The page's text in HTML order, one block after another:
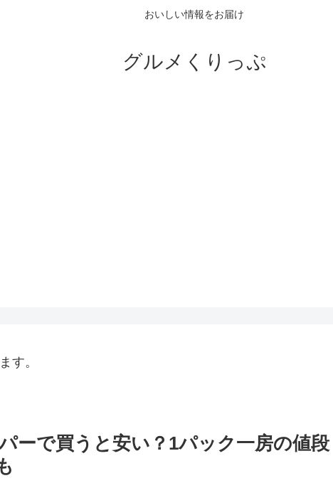
おいしい情報をお届け
グルメくりっぷ
す。
ーで買うと安い？1パック一房の値段